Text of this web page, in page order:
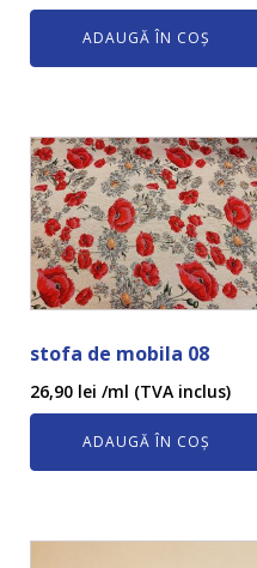
ADAUGĂ ÎN COȘ
stofa de mobila 08
26,90 lei /ml (TVA inclus)
ADAUGĂ ÎN COȘ